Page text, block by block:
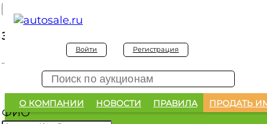
Войти Регистрация
О КОМПАНИИ НОВОСТИ ПРАВИЛА ПРОДАТЬ
Заявка на покупку
Заявка на покупку изъятого а/м
ФИО*